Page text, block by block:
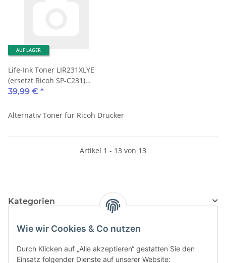
AUF LAGER
Life-Ink Toner LIR231XLYE
(ersetzt Ricoh SP-C231)
6.000 Seiten gelb
39,99 € *
Alternativ Toner für Ricoh Drucker
Artikel 1 - 13 von 13
Kategorien
Informationen
Wie wir Cookies & Co nutzen
Durch Klicken auf „Alle akzeptieren“ gestatten Sie den
Einsatz folgender Dienste auf unserer Website: